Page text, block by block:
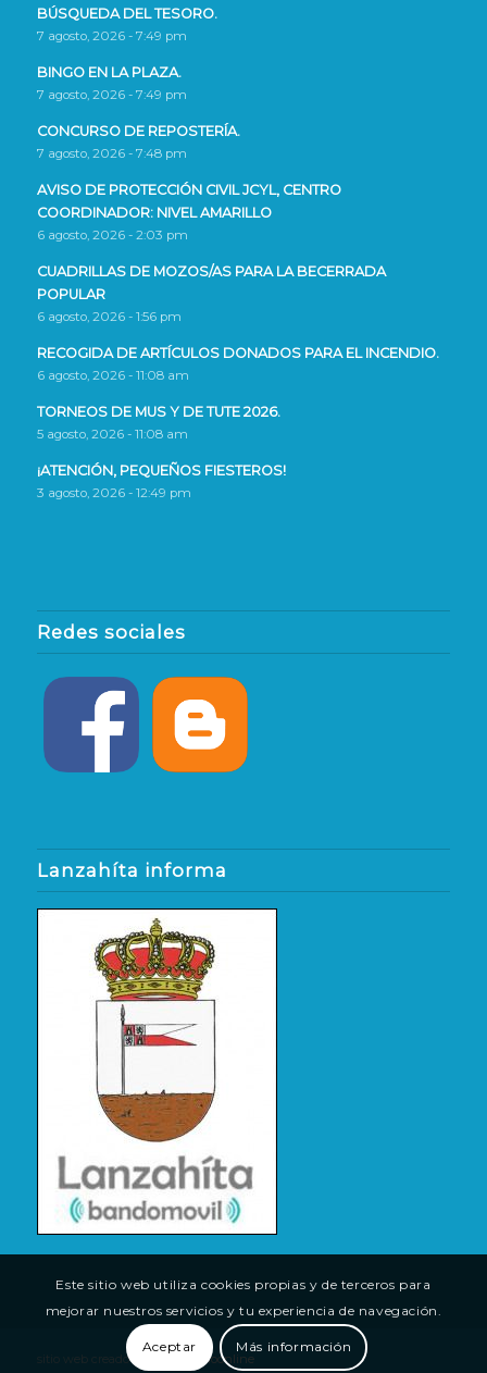
BÚSQUEDA DEL TESORO.
7 agosto, 2026 - 7:49 pm
BINGO EN LA PLAZA.
7 agosto, 2026 - 7:49 pm
CONCURSO DE REPOSTERÍA.
7 agosto, 2026 - 7:48 pm
AVISO DE PROTECCIÓN CIVIL JCYL, CENTRO
COORDINADOR: NIVEL AMARILLO
6 agosto, 2026 - 2:03 pm
CUADRILLAS DE MOZOS/AS PARA LA BECERRADA
POPULAR
6 agosto, 2026 - 1:56 pm
RECOGIDA DE ARTÍCULOS DONADOS PARA EL INCENDIO.
6 agosto, 2026 - 11:08 am
TORNEOS DE MUS Y DE TUTE 2026.
5 agosto, 2026 - 11:08 am
¡ATENCIÓN, PEQUEÑOS FIESTEROS!
3 agosto, 2026 - 12:49 pm
Redes sociales
Lanzahíta informa
sitio web creado por (tu)espacioonline
Este sitio web utiliza cookies propias y de terceros para
mejorar nuestros servicios y tu experiencia de navegación.
Aceptar Más información